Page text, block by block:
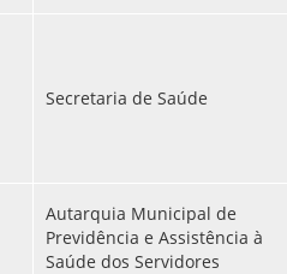
Secretaria de Saúde
Autarquia Municipal de
Previdência e Assistência à
Saúde dos Servidores